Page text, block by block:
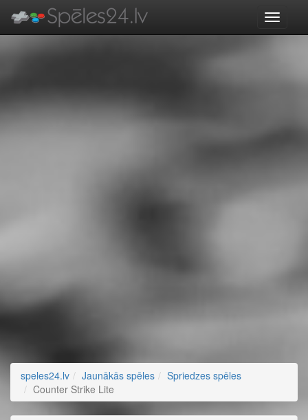
speles24.lv Jaunākās spēles
Spriedzes spēles
Counter Strike Lite